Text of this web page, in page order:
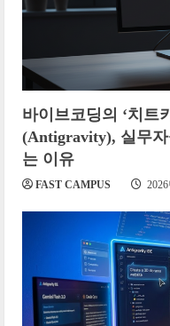
바이브코딩의 ‘치트
(Antigravity), 실무
는 이유
FAST CAMPUS